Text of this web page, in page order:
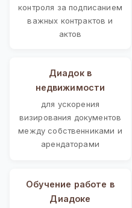
контроля за подписанием
важных контрактов и
актов
Диадок в
недвижимости
для ускорения
визирования документов
между собственниками и
арендаторами
Обучение работе в
Диадоке